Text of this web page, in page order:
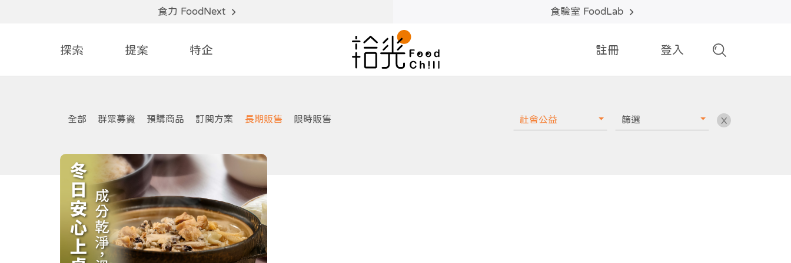
食力 FoodNext 食驗室 FoodLab
探索 提案 特企 註冊 登入
全部 群眾募資 預購商品 訂閱方案 長期販售 限時販售 社會公益 篩選 X